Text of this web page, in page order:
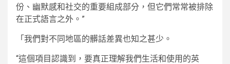
份、幽默感和社交的重要組成部分，但它們常常被排除
在正式語言之外。”
「我們對不同地區的髒話差異也知之甚少。
“這個項目認識到，要真正理解我們生活和使用的英